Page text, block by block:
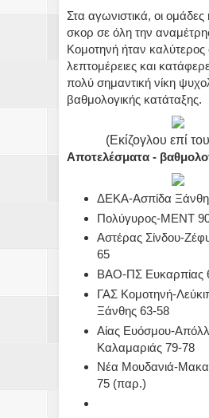
Στα αγωνιστικά, οι
σκορ σε όλη την
Κομοτηνή ήταν καλύτερος
λεπτομέρειες και
πολύ σημαντική νίκη
βαθμολογικής κατάταξης.
(Εκίζογλου επί
Αποτελέσματα -
ΔΕΚΑ-Ασπίδα
Πολύγυρος-ΜΕΝΤ
Αστέρας Σίνδου-
65
ΒΑΟ-ΠΣ Ευκαρπίας
ΓΑΣ Κομοτηνή-
Ξάνθης 63-58
Αίας Ευόσμου-
Καλαμαριάς 79-78
Νέα Μουδανιά-
75 (παρ.)